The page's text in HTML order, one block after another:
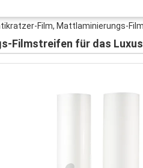
Film, Mattlaminierungs-
Filmstreifen für das